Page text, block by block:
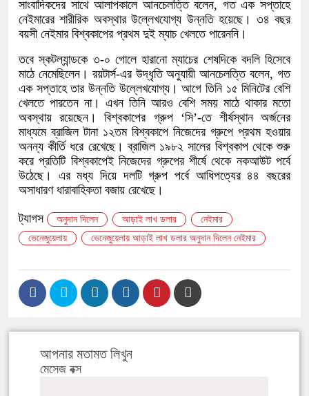
সাংবাদিকদের সাথে আলাপকালে আনচেলত্তি বলেন, গত এক সপ্তাহে
নেইমারের শারীরিক অবস্থার উল্লেখযোগ্য উন্নতি হয়েছে। ৩৪ বছর
বয়সী নেইমার বিশ্বকাপের প্রথম দুই ম্যাচ খেলতে পারেননি।
তবে স্কটল্যান্ডকে ৩-০ গোলে হারানো ম্যাচের শেষদিকে বদলি হিসেবে
মাঠে নেমেছিলেন। রয়টার্স-এর উদ্ধৃতি অনুযায়ী আনচেলত্তি বলেন, গত
এক সপ্তাহে তার উন্নতি উল্লেখযোগ্য। আগে তিনি ১৫ মিনিটের বেশি
খেলতে পারতেন না। এখন তিনি আরও বেশি সময় মাঠে থাকার মতো
অবস্থায় রয়েছেন। বিশ্বকাপের গ্রুপ ‘সি’-তে শীর্ষস্থান অর্জনের
মাধ্যমে ব্রাজিল টানা ১২তম বিশ্বকাপে নিজেদের গ্রুপে প্রথম হওয়ার
অনন্য কীর্তি ধরে রেখেছে। ব্রাজিল ১৯৮২ সালের বিশ্বকাপ থেকে শুরু
করে প্রতিটি বিশ্বকাপেই নিজেদের গ্রুপের শীর্ষে থেকে নকআউট পর্বে
উঠেছে। এর মধ্য দিয়ে দলটি গ্রুপ পর্বে আধিপত্যের ৪৪ বছরের
অসাধারণ ধারাবাহিকতা বজায় রেখেছে।
ট্যাগস অনুদান দিলেন আড়াই লাখ ডলার
নেইমার
ভেনেজুয়েলায়
ভেনেজুয়েলায় আড়াই লাখ ডলার অনুদান দিলেন নেইমার
আপনার মতামত লিখুন
মেসেজ বক্স